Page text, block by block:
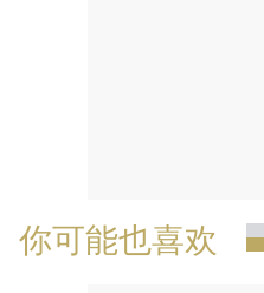
你可能也喜欢